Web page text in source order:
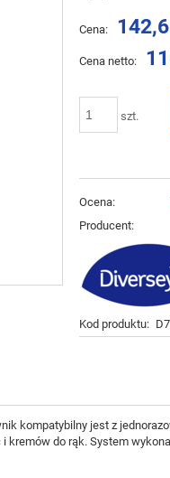
Cena:
Cena netto:
szt.
Ocena:
Producent:
Kod produktu:
kompatybilny jest z
kremów do rąk. System